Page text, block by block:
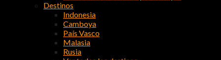
Destinos
Indonesia
Camboya
País Vasco
Malasia
Rusia